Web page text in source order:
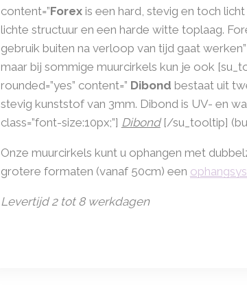
content=”Forex is een hard, stevig en toch
lichte structuur en een harde witte toplaag.
gebruik buiten na verloop van tijd gaat werken”
maar bij sommige muurcirkels kun je ook
rounded=”yes” content=” Dibond bestaat uit
stevig kunststof van 3mm. Dibond is UV- en
class=”font-size:10px;”] Dibond[/su_tooltip]
Onze muurcirkels kunt u ophangen met
grotere formaten (vanaf 50cm) een
Levertijd 2 tot 8 werkdagen